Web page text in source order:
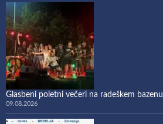
Glasbeni poletni večeri na radeškem bazenu
09.08.2026